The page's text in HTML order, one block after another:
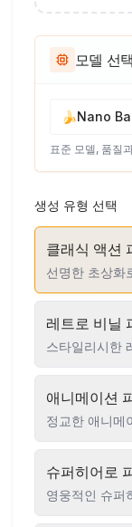
모델 선택
🍌Nano
표준 모델, 품질
생성 유형 선택
클래식 액션
선명한 초상화
레트로 비닐
스타일리시한
애니메이션
정교한 애니메
슈퍼히어로
영웅적인 슈퍼